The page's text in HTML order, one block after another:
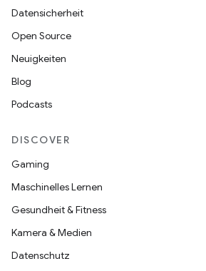
Datensicherheit
Open Source
Neuigkeiten
Blog
Podcasts
DISCOVER
Gaming
Maschinelles Lernen
Gesundheit & Fitness
Kamera & Medien
Datenschutz